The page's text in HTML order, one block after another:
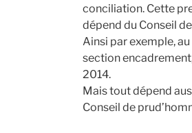
conciliation. Cette
dépend du Conseil
Ainsi par exemple,
section
2014.
Mais tout dépend
Conseil de